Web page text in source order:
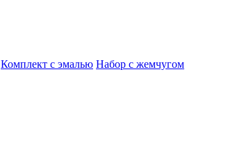
Комплект с эмалью Набор с жемчугом